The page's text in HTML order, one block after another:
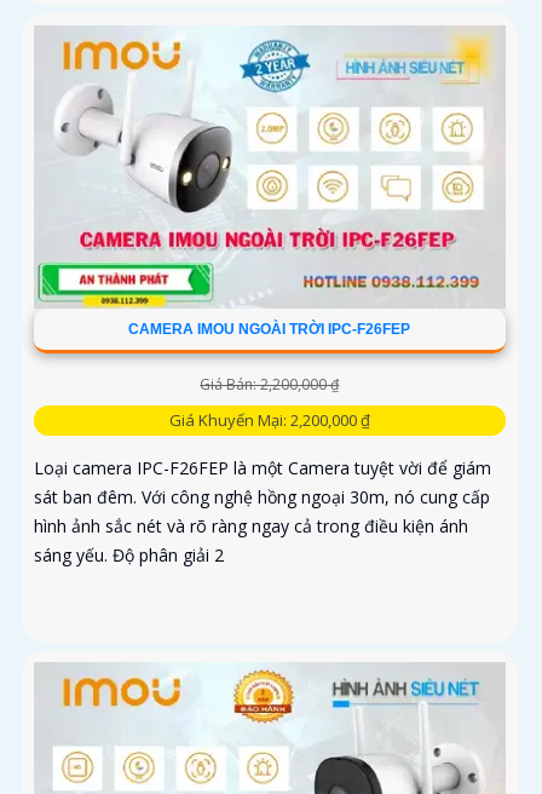
CAMERA IMOU NGOÀI TRỜI IPC-F26FEP
Giá Bán: 2,200,000 ₫
Giá Khuyến Mại: 2,200,000 ₫
Loại camera IPC-F26FEP là một Camera tuyệt vời để giám
sát ban đêm. Với công nghệ hồng ngoại 30m, nó cung cấp
hình ảnh sắc nét và rõ ràng ngay cả trong điều kiện ánh
sáng yếu. Độ phân giải 2